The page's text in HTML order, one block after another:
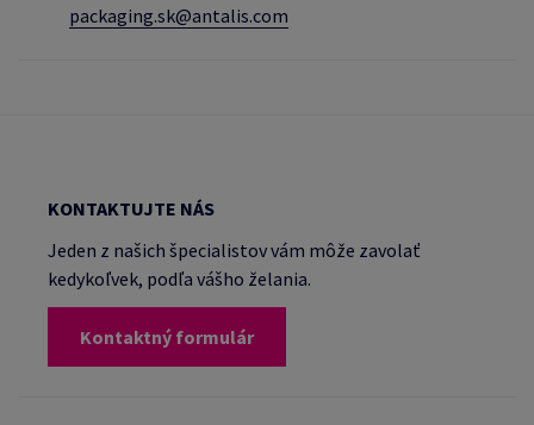
packaging.sk@antalis.com
KONTAKTUJTE NÁS
Jeden z našich špecialistov vám môže zavolať
kedykoľvek, podľa vášho želania.
Kontaktný formulár